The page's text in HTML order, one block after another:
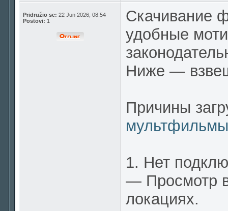
Pridružio se: 22 Jun 2026, 08:54
Postovi: 1
Скачивание
удобные
Ниже —
Причины
мультфильмы
1. Нет
— Просмотр
локациях.